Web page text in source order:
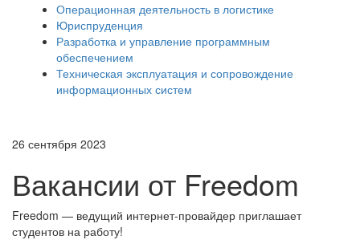
Операционная деятельность в логистике
Юриспруденция
Разработка и управление программным
обеспечением
Техническая эксплуатация и сопровождение
информационных систем
26 сентября 2023
Вакансии от Freedom
Freedom — ведущий интернет-провайдер приглашает
студентов на работу!